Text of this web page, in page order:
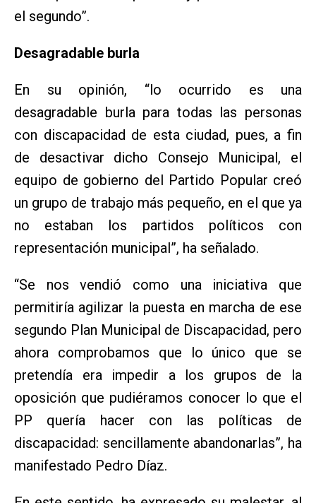
el segundo”.
Desagradable burla
En su opinión, “lo ocurrido es una
desagradable burla para todas las personas
con discapacidad de esta ciudad, pues, a fin
de desactivar dicho Consejo Municipal, el
equipo de gobierno del Partido Popular creó
un grupo de trabajo más pequeño, en el que ya
no estaban los partidos políticos con
representación municipal”, ha señalado.
“Se nos vendió como una iniciativa que
permitiría agilizar la puesta en marcha de ese
segundo Plan Municipal de Discapacidad, pero
ahora comprobamos que lo único que se
pretendía era impedir a los grupos de la
oposición que pudiéramos conocer lo que el
PP quería hacer con las políticas de
discapacidad: sencillamente abandonarlas”, ha
manifestado Pedro Díaz.